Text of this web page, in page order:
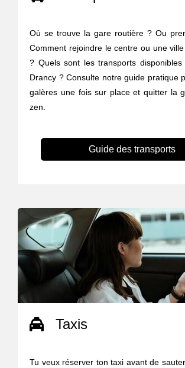
Où se trouve la gare routière ? Ou
Comment rejoindre le centre ou une
? Quels sont les transports
Drancy ? Consulte notre guide pratique
galères une fois sur place et quitter la
zen.
Guide des transports
Taxis
Tu veux réserver ton taxi avant de